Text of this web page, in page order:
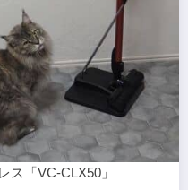
ス「VC-CLX50」